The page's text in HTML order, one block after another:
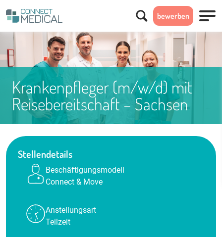
Menü
bewerben
Krankenpfleger (m/w/d) mit
Reisebereitschaft – Sachsen
Stellendetails
Beschäftigungsmodell
Connect & Move
Anstellungsart
Teilzeit